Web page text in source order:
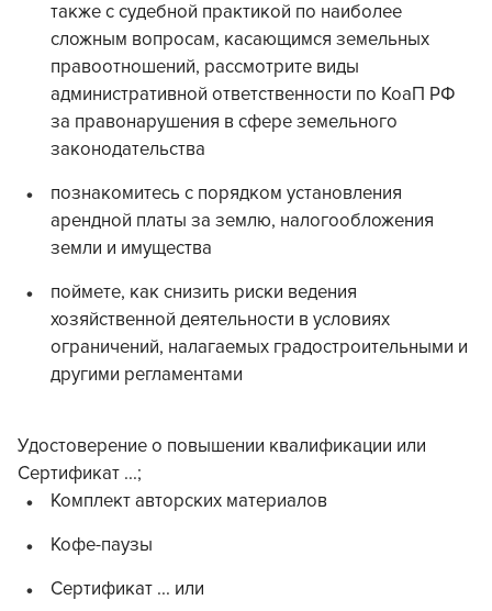
также с судебной практикой по наиболее
сложным вопросам, касающимся земельных
правоотношений, рассмотрите виды
административной ответственности по КоаП РФ
за правонарушения в сфере земельного
законодательства
познакомитесь с порядком установления
арендной платы за землю, налогообложения
земли и имущества
поймете, как снизить риски ведения
хозяйственной деятельности в условиях
ограничений, налагаемых градостроительными и
другими регламентами
Удостоверение о повышении квалификации или
Сертификат ...;
Комплект авторских материалов
Кофе-паузы
Сертификат ... или